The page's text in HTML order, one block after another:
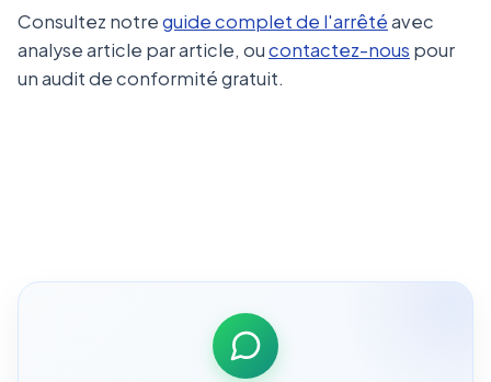
Consultez notreguide complet de l'arrêtéavec
analyse article par article, oucontactez-nous pour
un audit de conformité gratuit.